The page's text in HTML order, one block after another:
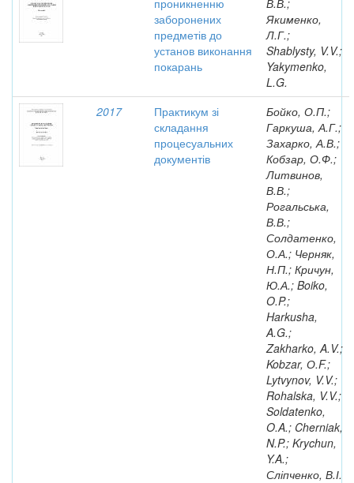
проникненню
заборонених
предметів до
установ виконання
покарань
В.В.;
Якименко,
Л.Г.;
Shablysty, V.V.;
Yakymenko,
L.G.
2017
Практикум зі
складання
процесуальних
документів
Бойко, О.П.;
Гаркуша, А.Г.;
Захарко, А.В.;
Кобзар, О.Ф.;
Литвинов,
В.В.;
Рогальська,
В.В.;
Солдатенко,
О.А.; Черняк,
Н.П.; Кричун,
Ю.А.; Boiko,
O.P.;
Harkusha,
A.G.;
Zakharko, A.V.;
Kobzar, О.F.;
Lytvynov, V.V.;
Rohalska, V.V.;
Soldatenko,
O.A.; Cherniak,
N.P.; Krychun,
Y.A.;
Сліпченко, В.І.